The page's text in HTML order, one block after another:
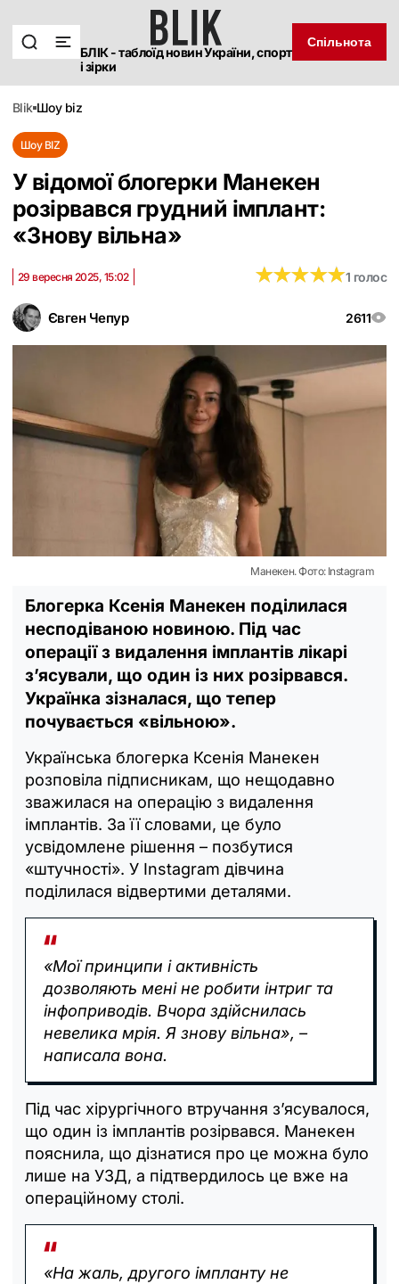
БЛІК - таблоїд новин України, спорт
і зірки
Спільнота
blik шоу biz
Шоу BIZ
У відомої блогерки Манекен
розірвався грудний імплант:
«Знову вільна‎»
Євген Чепур 2611
29 вересня 2025, 15:02 ★★★★★
★★★★★1 голос
Манекен. Фото: Instagram
Блогерка Ксенія Манекен поділилася
несподіваною новиною. Під час
операції з видалення імплантів лікарі
з’ясували, що один із них розірвався.
Українка зізналася, що тепер
почувається «вільною».
Українська блогерка Ксенія Манекен
розповіла підписникам, що нещодавно
зважилася на операцію з видалення
імплантів. За її словами, це було
усвідомлене рішення – позбутися
«штучності». У Instagram дівчина
поділилася відвертими деталями.
«Мої принципи і активність
дозволяють мені не робити інтриг та
інфоприводів. Вчора здійснилась
невелика мрія. Я знову вільна», –
написала вона.
Під час хірургічного втручання з’ясувалося,
що один із імплантів розірвався. Манекен
пояснила, що дізнатися про це можна було
лише на УЗД, а підтвердилось це вже на
операційному столі.
«На жаль, другого імпланту не